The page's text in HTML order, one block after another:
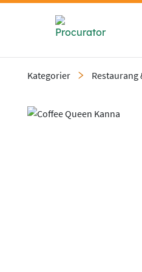
Kategorier Restaurang
Slide 1 of 1